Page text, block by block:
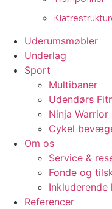
Uderumsmøbler
Underlag
Sport
Multibaner
Udendørs
Ninja Warrior
Cykel
Om os
Service &
Fonde og
Inkluderende
Referencer